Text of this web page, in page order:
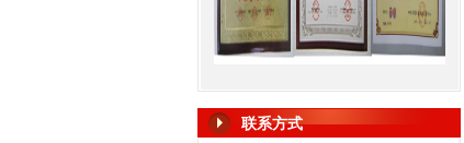
联系方式